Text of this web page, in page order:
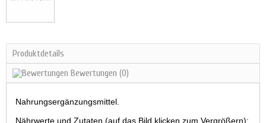
Produktdetails
Bewertungen (0)
Nahrungsergänzungsmittel.
Nährwerte und Zutaten (auf das Bild klicken zum Vergrößern):